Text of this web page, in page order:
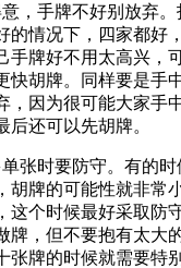
手牌不好别放弃。
的情况下，四家都好
手牌好不用太高兴，
快胡牌。同样要是手
，因为很可能大家手
后还可以先胡牌。
时要防守。有的时
胡牌的可能性就非常
这个时候最好采取防
牌，但不要抱有太大
张牌的时候就需要特